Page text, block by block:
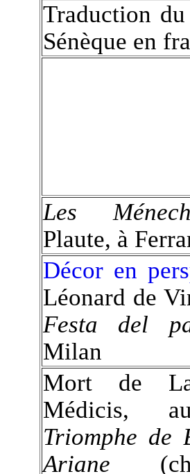
Traduction
Sénèque en
Les
Plaute, à
Décor en
Léonard de
Festa del
Milan
Mort de
Médicis,
Triomphe de
Ariane